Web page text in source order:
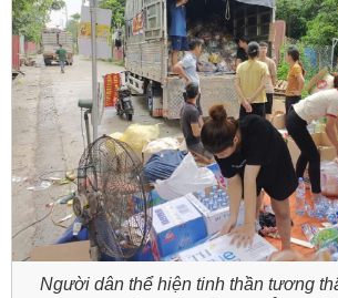
Người dân thể hiện tinh thần tương